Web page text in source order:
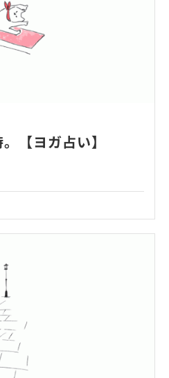
【ヨガ占い】